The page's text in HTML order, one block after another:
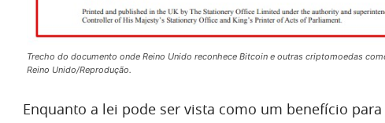
Trecho do documento onde Reino Unido reconhece Bitcoin e outras criptomoedas
Reino Unido/Reprodução.
Enquanto a lei pode ser vista como um benefício para